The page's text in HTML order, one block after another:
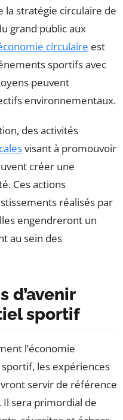
la stratégie circulaire de
grand public aux
circulaire est
sportifs avec
peuvent
environnementaux.
des activités
visant à promouvoir
créer une
Ces actions
réalisés par
engendreront un
au sein des
d’avenir
sportif
l’économie
les expériences
servir de référence
sera primordial de